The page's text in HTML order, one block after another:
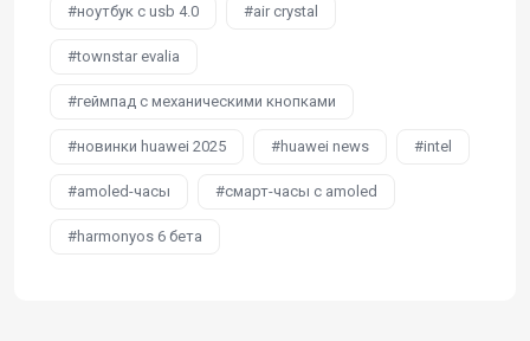
ноутбук с usb 4.0 air crystal
townstar evalia
геймпад с механическими кнопками
новинки huawei 2025 huawei news intel
amoled-часы смарт-часы с amoled
harmonyos 6 бета